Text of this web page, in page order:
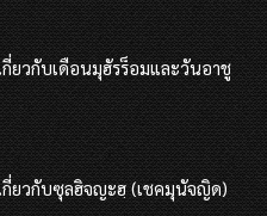
กี่ยวกับเดือนมุฮัรร็อมและวันอาชู
กี่ยวกับซุลฮิจญะฮฺ (เชคมุนัจญิด)